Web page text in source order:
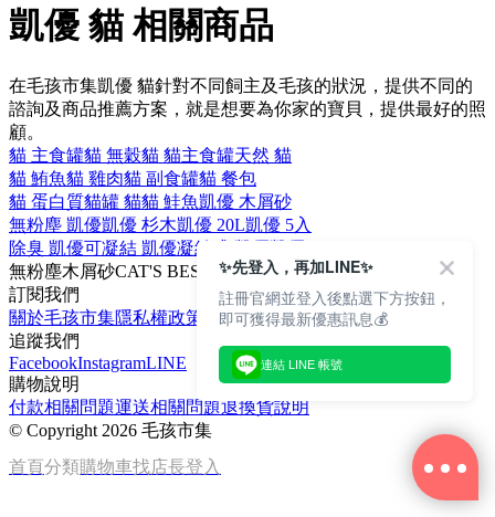
凱優 貓 相關商品
在毛孩市集凱優 貓針對不同飼主及毛孩的狀況，提供不同的
諮詢及商品推薦方案，就是想要為你家的寶貝，提供最好的照
顧。
貓 主食罐貓 無穀貓 貓主食罐天然 貓
貓 鮪魚貓 雞肉貓 副食罐貓 餐包
貓 蛋白質貓罐 貓貓 鮭魚凱優 木屑砂
無粉塵 凱優凱優 杉木凱優 20L凱優 5入
除臭 凱優可凝結 凱優凝結式 凱優
無粉塵木屑砂CAT'S BEST 20L杉木
訂閱我們
關於毛孩市集隱私權政策
文章
追蹤我們
FacebookInstagramLINE
購物說明
付款相關問題運送相關問題退換貨說明
© Copyright 2026 毛孩市集
首頁分類購物車找店長登入
✨先登入，再加LINE✨
註冊官網並登入後點選下方按鈕，
即可獲得最新優惠訊息💰
連結 LINE 帳號